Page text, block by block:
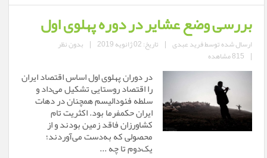
بررسی وضع عشایر در دوره پهلوی اول
ارسال شده توسطفرید عبدی | تاریخ: 02 ژانویه 2019 | بدون نظر
| 815 مشاهده
در دوران پهلوی اول اساس اقتصاد ایران
را اقتصاد روستایی تشکیل می‌داد و
سلطه فئودالیسم همچنان در دهات
ایران حکمفرما بود. اکثریت تام
کشاورزان فاقد زمین بودند و از
محصولی که به‌دست می‌آوردند؛
یک‌دوم تا چه ...